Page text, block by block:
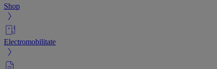
Shop
Electromobilitate